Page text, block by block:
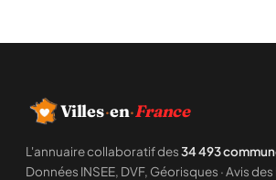
Villes·en·France
L'annuaire collaboratif des34 493
Données INSEE, DVF, Géorisques · Avis